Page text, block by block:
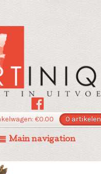
€0.00 0 artikelen
Main navigation